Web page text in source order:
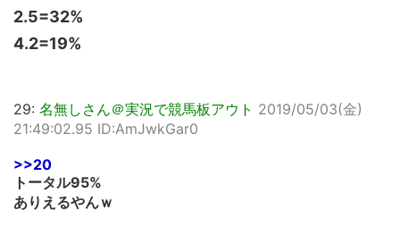
2.5=32%
4.2=19%
29: 名無しさん＠実況で競馬板アウト 2019/05/03(金)
21:49:02.95 ID:AmJwkGar0
>>20
トータル95%
ありえるやんｗ